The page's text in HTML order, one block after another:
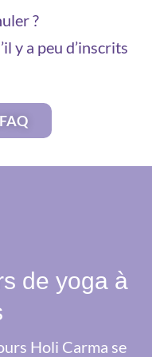
?
y a peu d’inscrits
de yoga à
Holi Carma se